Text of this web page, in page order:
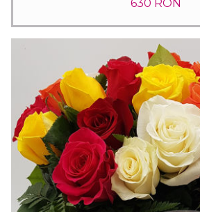
630 RON